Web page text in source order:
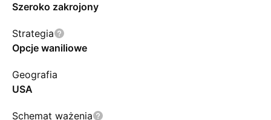
Szeroko zakrojony
Strategia
Opcje waniliowe
Geografia
USA
Schemat ważenia